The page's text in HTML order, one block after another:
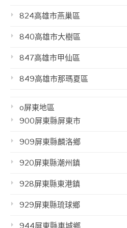
824高雄市燕巢區
840高雄市大樹區
847高雄市甲仙區
849高雄市那瑪夏區
o屏東地區
900屏東縣屏東市
909屏東縣麟洛鄉
920屏東縣潮州鎮
928屏東縣東港鎮
929屏東縣琉球鄉
944屏東縣車城鄉